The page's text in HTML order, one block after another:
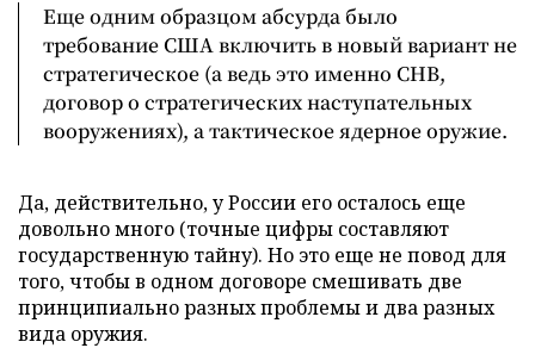
Еще одним образцом абсурда было
требование США включить в новый вариант не
стратегическое (а ведь это именно СНВ,
договор о стратегических наступательных
вооружениях), а тактическое ядерное оружие.
Да, действительно, у России его осталось еще
довольно много (точные цифры составляют
государственную тайну). Но это еще не повод для
того, чтобы в одном договоре смешивать две
принципиально разных проблемы и два разных
вида оружия.